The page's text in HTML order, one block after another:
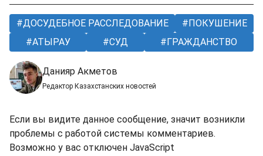
ДОСУДЕБНОЕ РАССЛЕДОВАНИЕ
ПОКУШЕНИЕ
АТЫРАУ
СУД ГРАЖДАНСТВО
Данияр Акметов
Редактор Казахстанских новостей
Если вы видите данное сообщение, значит возникли
проблемы с работой системы комментариев.
Возможно у вас отключен JavaScript